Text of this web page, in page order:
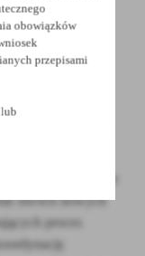
siecią
(4) zadania,
efekty Projektu:
dwóch nowych
proces
obowiązków
przepisami